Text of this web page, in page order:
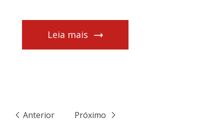
Leia mais
Anterior Próximo